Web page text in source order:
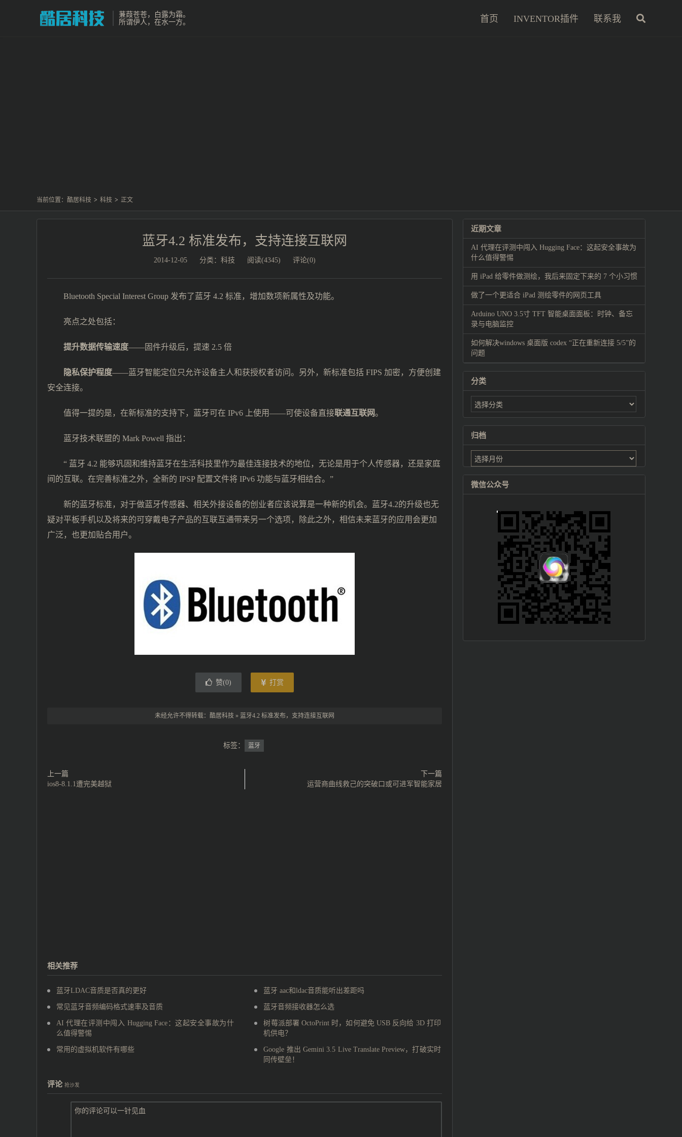
蒹葭苍苍，白露为霜。
所谓伊人，在水一方。
首页 INVENTOR插件 联系我
当前位置： 酷居科技 > 科技 > 正文
蓝牙4.2 标准发布，支持连接互联网
2014-12-05 分类： 科技 阅读(4345) 评论(0)
Bluetooth Special Interest Group 发布了蓝牙 4.2 标准，增加数项新属性及功能。
亮点之处包括：
提升数据传输速度——固件升级后，提速 2.5 倍
隐私保护程度——蓝牙智能定位只允许设备主人和获授权者访问。另外，新标准包括 FIPS 加密，方便创建
安全连接。
值得一提的是，在新标准的支持下，蓝牙可在 IPv6 上使用——可使设备直接联通互联网。
蓝牙技术联盟的 Mark Powell 指出：
“ 蓝牙 4.2 能够巩固和维持蓝牙在生活科技里作为最佳连接技术的地位，无论是用于个人传感器，还是家庭
间的互联。在完善标准之外，全新的 IPSP 配置文件将 IPv6 功能与蓝牙相结合。”
新的蓝牙标准，对于做蓝牙传感器、相关外接设备的创业者应该说算是一种新的机会。蓝牙4.2的升级也无
疑对平板手机以及将来的可穿戴电子产品的互联互通带来另一个选项，除此之外，相信未来蓝牙的应用会更加
广泛，也更加贴合用户。
赞(0) 打赏
未经允许不得转载： 酷居科技 » 蓝牙4.2 标准发布，支持连接互联网
标签： 蓝牙
上一篇
ios8-8.1.1遭完美越狱
下一篇
运营商曲线救己的突破口或可进军智能家居
相关推荐
蓝牙LDAC音质是否真的更好 蓝牙 aac和ldac音质能听出差距吗
常见蓝牙音频编码格式速率及音质 蓝牙音频接收器怎么选
AI 代理在评测中闯入 Hugging Face：这起安全事故为什
么值得警惕
树莓派部署 OctoPrint 时，如何避免 USB 反向给 3D 打印
机供电？
常用的虚拟机软件有哪些
Google 推出 Gemini 3.5 Live Translate Preview，打破实时
同传壁垒！
评论 抢沙发
近期文章
AI 代理在评测中闯入 Hugging Face：这起安全事故为
什么值得警惕
用 iPad 给零件做测绘，我后来固定下来的 7 个小习惯
做了一个更适合 iPad 测绘零件的网页工具
Arduino UNO 3.5寸 TFT 智能桌面面板：时钟、备忘
录与电脑监控
如何解决windows 桌面版 codex “正在重新连接 5/5”的
问题
分类
归档
微信公众号